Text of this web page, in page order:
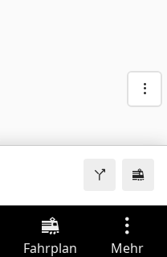
Fahrplan Mehr